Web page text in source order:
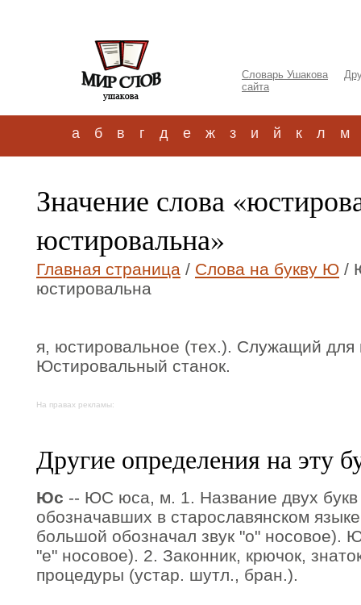
Словарь Ушакова
сайта
а б в г д е ж з и й к л м
Значение слова
юстировальна»
Главная страница / Слова на букву Ю /
юстировальна
я, юстировальное (тех.). Служащий для
Юстировальный станок.
На правах рекламы:
Другие определения на эту
Юс -- ЮС юса, м. 1. Название двух букв
обозначавших в старославянском
большой обозначал звук "о" носовое).
"е" носовое). 2. Законник, крючок,
процедуры (устар. шутл., бран.).